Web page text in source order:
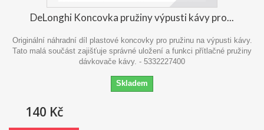
DeLonghi Koncovka pružiny výpusti kávy pro...
Originální náhradní díl plastové koncovky pro pružinu na výpusti kávy.
Tato malá součást zajišťuje správné uložení a funkci přítlačné pružiny
dávkovače kávy. - 5332227400
Skladem
140 Kč